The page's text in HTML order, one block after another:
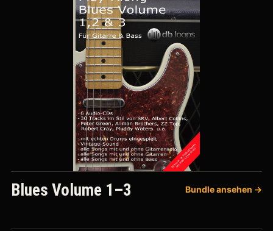
Blues Volume 1–3 Bundle ansehen →